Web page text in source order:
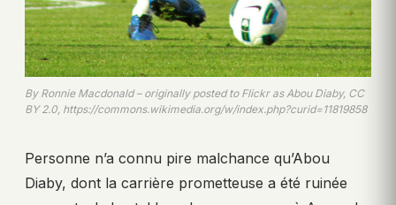
By Ronnie Macdonald – originally posted to Flickr as Abou Diaby, CC
BY 2.0, https://commons.wikimedia.org/w/index.php?curid=11819858
Personne n’a connu pire malchance qu’Abou
Diaby, dont la carrière prometteuse a été ruinée